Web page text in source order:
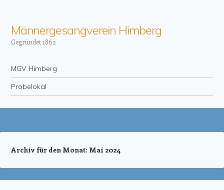
Männergesangverein Himberg
Gegründet 1862
Menü
Zum Inhalt springen
MGV Himberg
Probelokal
Archiv für den Monat: Mai 2024